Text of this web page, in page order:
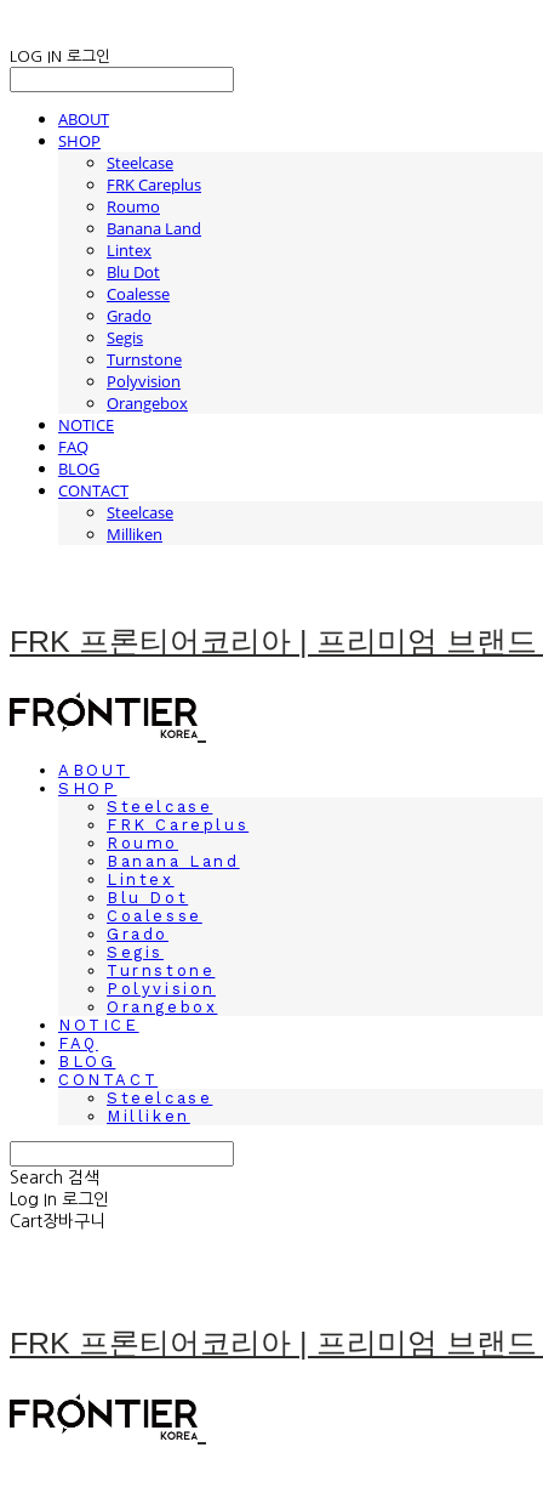
LOG IN 로그인
ABOUT
SHOP
Steelcase
FRK Careplus
Roumo
Banana Land
Lintex
Blu Dot
Coalesse
Grado
Segis
Turnstone
Polyvision
Orangebox
NOTICE
FAQ
BLOG
CONTACT
Steelcase
Milliken
FRK 프론티어코리아 | 프리미엄 브랜
ABOUT
SHOP
Steelcase
FRK Careplus
Roumo
Banana Land
Lintex
Blu Dot
Coalesse
Grado
Segis
Turnstone
Polyvision
Orangebox
NOTICE
FAQ
BLOG
CONTACT
Steelcase
Milliken
Search 검색
Log In 로그인
Cart장바구니
FRK 프론티어코리아 | 프리미엄 브랜